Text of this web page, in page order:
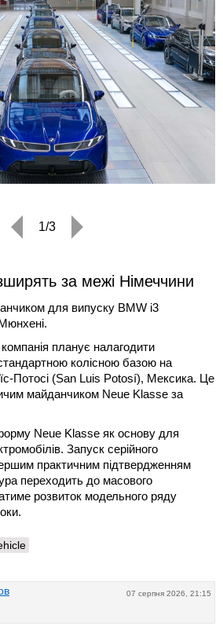
1/3
за межі Німеччини
для випуску BMW i3
планує налагодити
колісною базою на
Потосі (San Luis Potosí), Мексика. Це
майданчиком Neue Klasse за
Neue Klasse як основу для
Запуск серійного
практичним підтвердженням
переходить до масового
розвиток модельного ряду
07 серпня 2026, 21:15